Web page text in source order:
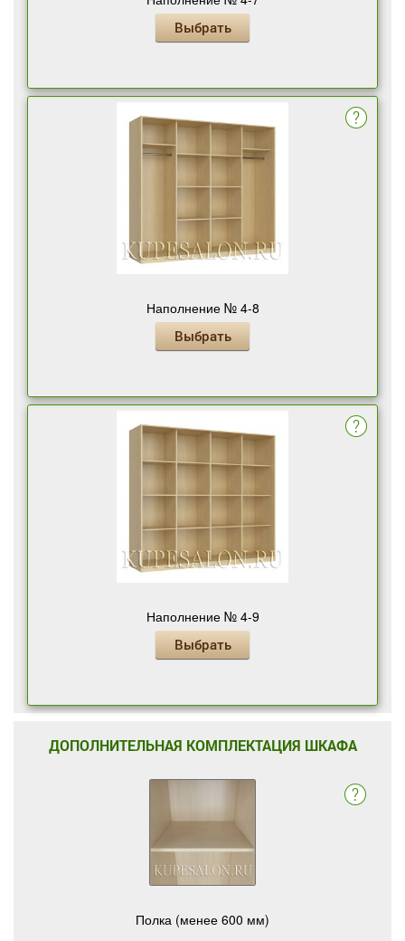
Выбрать
Наполнение № 4-8
Выбрать
Наполнение № 4-9
Выбрать
ДОПОЛНИТЕЛЬНАЯ КОМПЛЕКТАЦИЯ ШКАФА
Полка (менее 600 мм)